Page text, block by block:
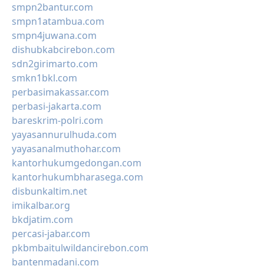
smpn2bantur.com
smpn1atambua.com
smpn4juwana.com
dishubkabcirebon.com
sdn2girimarto.com
smkn1bkl.com
perbasimakassar.com
perbasi-jakarta.com
bareskrim-polri.com
yayasannurulhuda.com
yayasanalmuthohar.com
kantorhukumgedongan.com
kantorhukumbharasega.com
disbunkaltim.net
imikalbar.org
bkdjatim.com
percasi-jabar.com
pkbmbaitulwildancirebon.com
bantenmadani.com